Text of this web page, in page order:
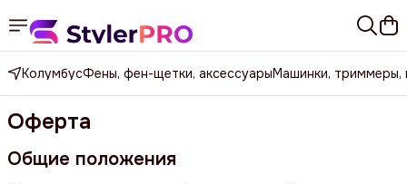
КолумбусФены, фен-щетки, аксессуарыМашинки, триммеры,
Оферта
Общие положения